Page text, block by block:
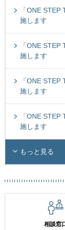
「ONE
施します
「ONE
施します
「ONE
施します
「ONE
施します
もっと見る
相談窓